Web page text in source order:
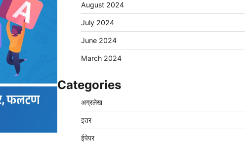
August 2024
July 2024
June 2024
March 2024
Categories
अग्रलेख
इतर
ईपेपर